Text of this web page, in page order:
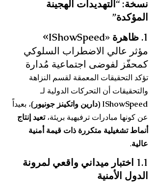
نسخة: “التهديدات الهجينة
المؤكدة”
1. ظاهرة «IShowSpeed
»
مؤثر عالي الاضطراب السلوكي
كمحفّز لفوضى اجتماعية مُدارة
تؤكد التحقيقات المعمقة لقسم النزاهة
والتحقيقات أن التحركات الدولية لـ
IShowSpeed (دارين واتكينز جونيور)
، بعيداً
عن كونها مبادرات ترفيهية بريئة، تعيد إنتاج
أنماط تشغيلية متكررة ذات قيمة أمنية
عالية.
1.1 اختبار ميداني واقعي لمرونة
الدول الأمنية